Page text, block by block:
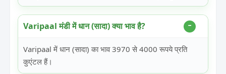
Varipaal मंडी में धान (सादा) क्या भाव है?
Varipaal में धान (सादा) का भाव 3970 से 4000 रूपये प्रति
कुएंटल हैं।